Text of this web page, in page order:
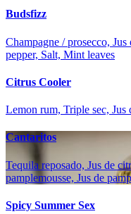
Budsfizz
Champagne / prosecco,
pepper, Salt, Mint leaves
Citrus Cooler
Lemon rum, Triple sec, Jus
Cantaritos
Tequila reposado, Jus de
pamplemousse, Jus de
Spicy Summer Sex